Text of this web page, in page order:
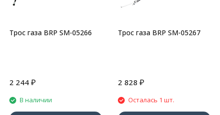
Трос газа BRP SM-05266
2 244 ₽
В наличии
Трос газа BRP SM-05267
2 828 ₽
Осталась 1 шт.